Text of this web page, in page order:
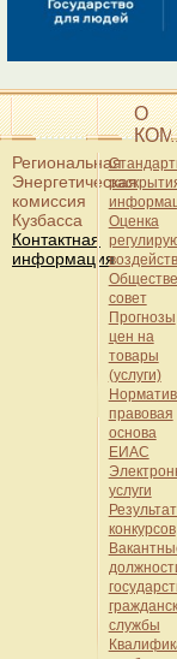
Региональная
Энергетическая
комиссия
Кузбасса
Контактная
информация
О
Оценка
совет
Прогнозы
цен на
товары
(услуги)
правовая
основа
ЕИАС
услуги
конкурсов
службы